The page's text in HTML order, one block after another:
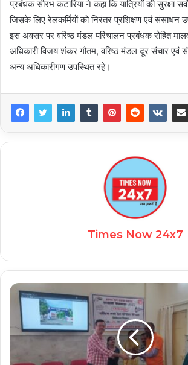
प्रबंधक सौरभ कटारिया ने कहा कि यात्रियों की सुरक्षा
जिसके लिए रेलकर्मियों को निरंतर प्रशिक्षण एवं संसाधन
इस अवसर पर वरिष्ठ मंडल परिचालन प्रबंधक रोहित
अधिकारी विजय शंकर गौतम, वरिष्ठ मंडल दूर संचार एवं
अन्य अधिकारीगण उपस्थित रहे।
Times Now 24x7